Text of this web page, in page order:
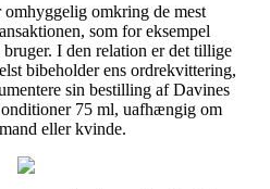
omhyggelig omkring de mest
som for eksempel
I den relation er det tillige
bibeholder ens ordrekvittering,
sin bestilling af Davines
75 ml, uafhængig om
eller kvinde.